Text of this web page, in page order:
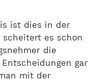
ist dies in der
es schon
die
gar
mit der